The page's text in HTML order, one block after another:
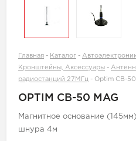
Главная - Каталог -
Кронштейны, Аксессуары -
радиостанций 27МГц - Optim СВ-
OPTIM СВ-50 MAG
Магнитное основание
шнура 4м